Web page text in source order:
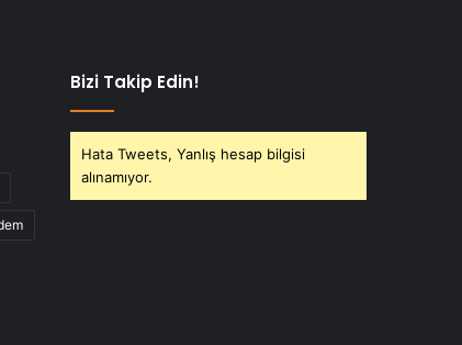
Bizi Takip Edin!
Hata Tweets, Yanlış hesap bilgisi
alınamıyor.